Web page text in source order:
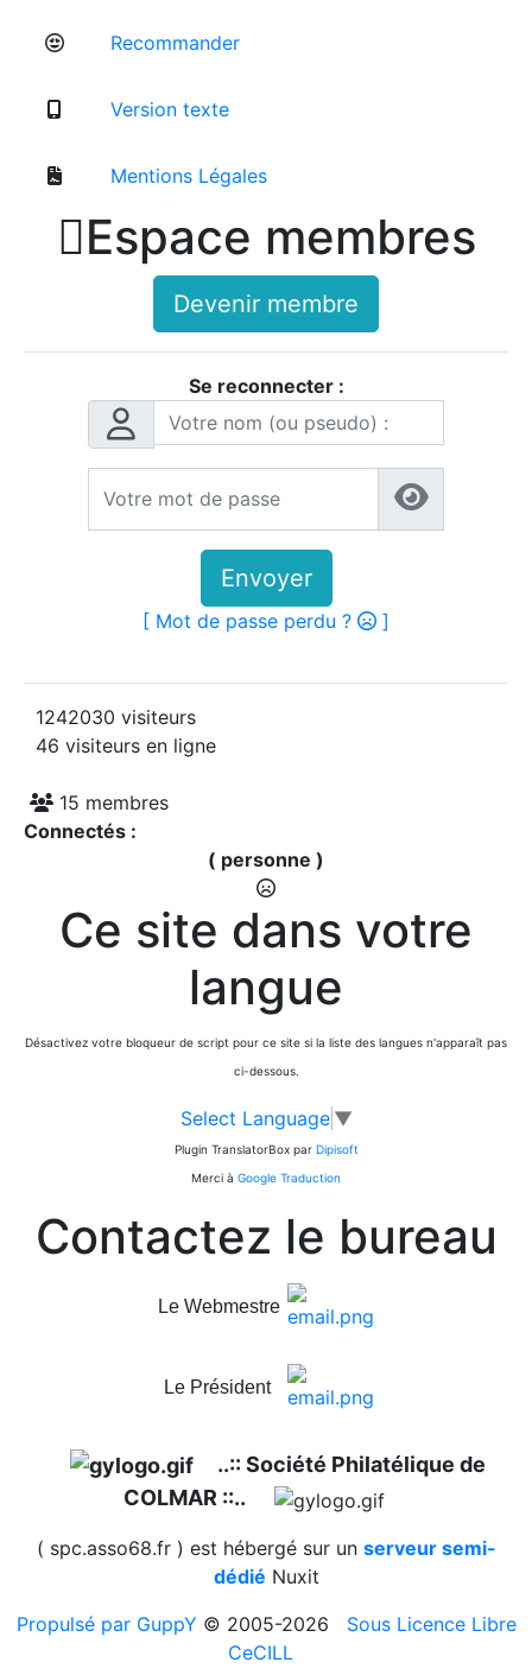
Recommander
Version texte
Mentions Légales
Espace membres
Devenir membre
Se reconnecter :
Envoyer
[ Mot de passe perdu ? ]
1242030 visiteurs
46 visiteurs en ligne
15 membres
Connectés :
( personne )
Ce site dans votre
langue
Désactivez votre bloqueur de script pour ce site si la liste des langues n'apparaît pas
ci-dessous.
Select Language ▼
Plugin TranslatorBox par Dipisoft
Merci à Google Traduction
Contactez le bureau
Le Webmestre
Le Président
..:: Société Philatélique de
COLMAR ::..
( spc.asso68.fr ) est hébergé sur un serveur semi-
dédié Nuxit
Propulsé par GuppY © 2005-2026
Sous Licence Libre
CeCILL